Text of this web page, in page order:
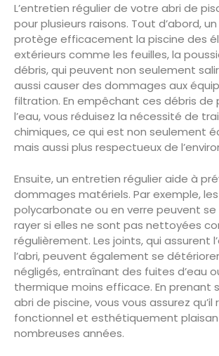
L’entretien régulier de votre abri de
pour plusieurs raisons. Tout d’abord,
protège efficacement la piscine des
extérieurs comme les feuilles, la
débris, qui peuvent non seulement salir
aussi causer des dommages aux
filtration. En empêchant ces débris de
l’eau, vous réduisez la nécessité de
chimiques, ce qui est non seulement
mais aussi plus respectueux de
Ensuite, un entretien régulier aide à
dommages matériels. Par exemple,
polycarbonate ou en verre peuvent se
rayer si elles ne sont pas nettoyées
régulièrement. Les joints, qui assurent
l’abri, peuvent également se détériorer
négligés, entraînant des fuites d’eau
thermique moins efficace. En prenant
abri de piscine, vous vous assurez qu’il
fonctionnel et esthétiquement
nombreuses années.